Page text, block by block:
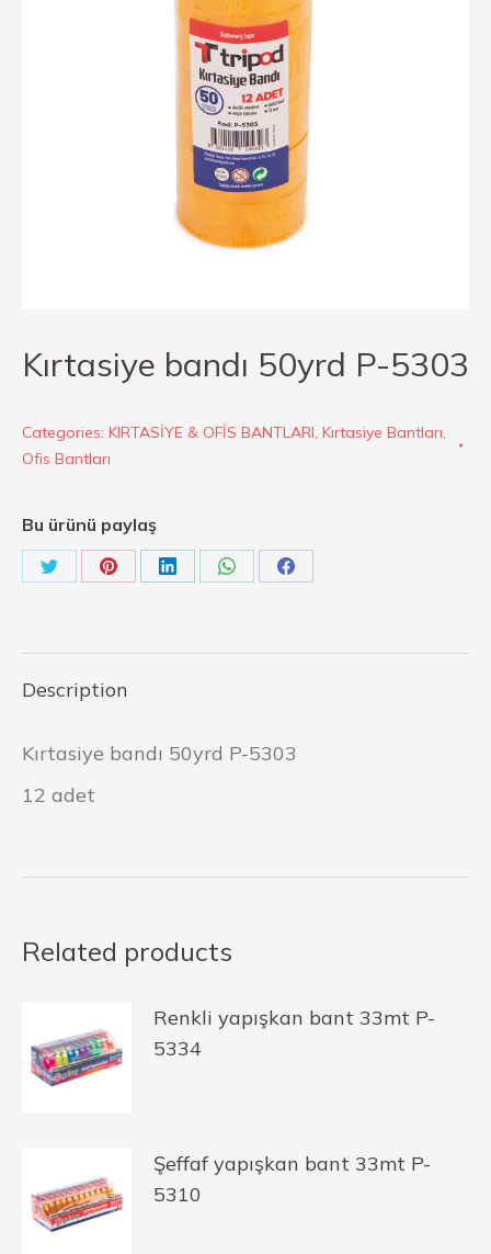
Kırtasiye bandı 50yrd P-5303
Categories: KIRTASİYE & OFİS BANTLARI, Kırtasiye Bantları,
Ofis Bantları
Bu ürünü paylaş
Description
Kırtasiye bandı 50yrd P-5303
12 adet
Related products
Renkli yapışkan bant 33mt P-
5334
Şeffaf yapışkan bant 33mt P-
5310